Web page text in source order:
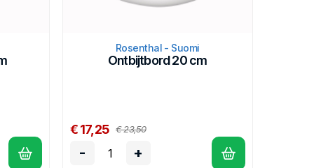
Rosenthal - Suomi
Ontbijtbord 20 cm
€ 17,25 € 23,50
- +